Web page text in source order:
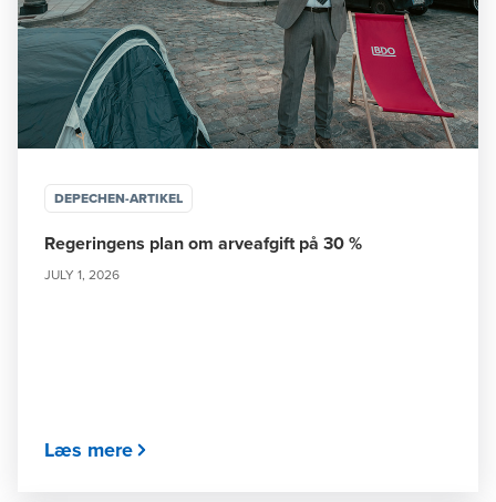
DEPECHEN-ARTIKEL
Regeringens plan om arveafgift på 30 %
JULY 1, 2026
Læs mere